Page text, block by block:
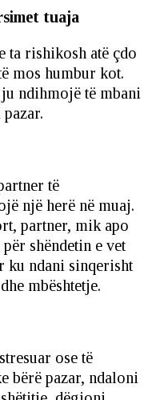
tuaja
ta rishikosh atë çdo
mos humbur kot.
ndihmojë të mbani
të
një herë në muaj.
partner, mik apo
shëndetin e vet
ku ndani sinqerisht
mbështetje.
ose të
bërë pazar, ndaloni